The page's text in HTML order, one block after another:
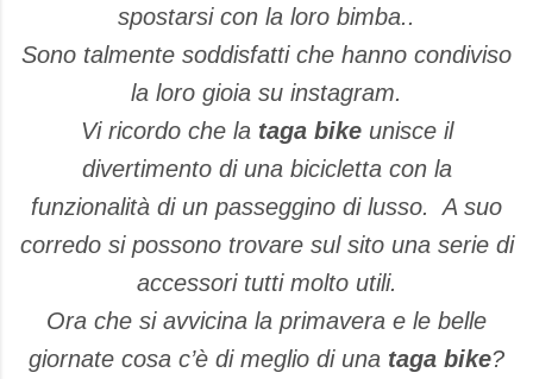
spostarsi con la loro bimba..
Sono talmente soddisfatti che hanno condiviso
la loro gioia su instagram.
Vi ricordo che lataga bikeunisce il
divertimento di una bicicletta con la
funzionalità di un passeggino di lusso. A suo
corredo si possono trovare sul sito una serie di
accessori tutti molto utili.
Ora che si avvicina la primavera e le belle
giornate cosa c’è di meglio di una taga bike?